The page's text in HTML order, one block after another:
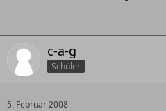
c-a-g
Schüler
5. Februar 2008